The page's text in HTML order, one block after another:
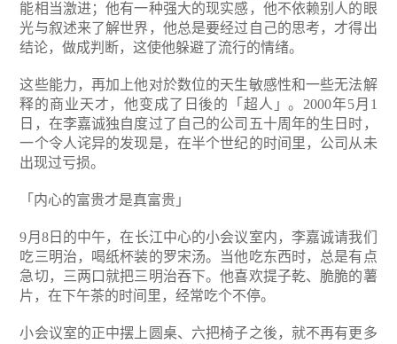
能相当激进；他有一种强大的现实感，他不依赖别人的眼
光与叙述来了解世界，他总是要经过自己的思考，才得出
结论，做成判断，这使他躲避了流行的情绪。
这些能力，再加上他对於数位的天生敏感性和一些无法解
释的商业天才，他变成了日後的「超人」。2000年5月1
日，在李嘉诚独自度过了自己的公司五十周年的生日时，
一个令人诧异的发现是，在半个世纪的时间里，公司从未
出现过亏损。
「内心的富贵才是真富贵」
9月8日的中午，在长江中心的小会议室内，李嘉诚请我们
吃三明治，喝纸杯装的罗宋汤。当他吃东西时，总是有点
急切，三两口就把三明治吞下。他喜欢提子乾、脆脆的薯
片，在下午茶的时间里，经常吃个不停。
小会议室的正中摆上圆桌、六把椅子之後，就不再有更多